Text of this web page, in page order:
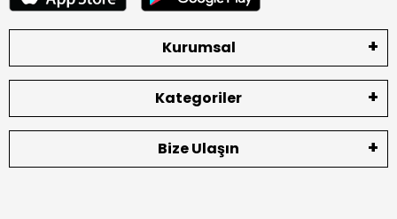
Kurumsal
Kategoriler
Bize Ulaşın